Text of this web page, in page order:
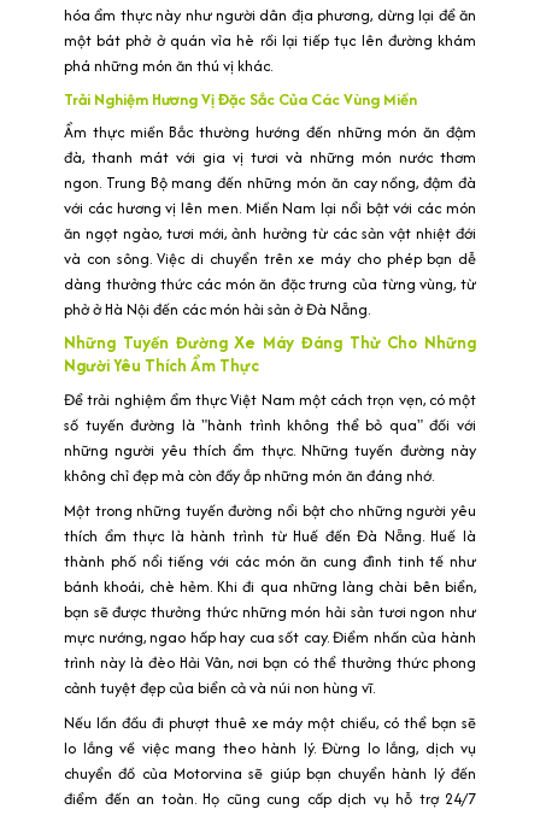
hóa ẩm thực này như người dân địa phương, dừng lại để ăn
một bát phở ở quán vỉa hè rồi lại tiếp tục lên đường khám
phá những món ăn thú vị khác.
Trải Nghiệm Hương Vị Đặc Sắc Của Các Vùng Miền
Ẩm thực miền Bắc thường hướng đến những món ăn đậm
đà, thanh mát với gia vị tươi và những món nước thơm
ngon. Trung Bộ mang đến những món ăn cay nồng, đậm đà
với các hương vị lên men. Miền Nam lại nổi bật với các món
ăn ngọt ngào, tươi mới, ảnh hưởng từ các sản vật nhiệt đới
và con sông. Việc di chuyển trên xe máy cho phép bạn dễ
dàng thưởng thức các món ăn đặc trưng của từng vùng, từ
phở ở Hà Nội đến các món hải sản ở Đà Nẵng.
Những Tuyến Đường Xe Máy Đáng Thử Cho Những
Người Yêu Thích Ẩm Thực
Để trải nghiệm ẩm thực Việt Nam một cách trọn vẹn, có một
số tuyến đường là "hành trình không thể bỏ qua" đối với
những người yêu thích ẩm thực. Những tuyến đường này
không chỉ đẹp mà còn đầy ắp những món ăn đáng nhớ.
Một trong những tuyến đường nổi bật cho những người yêu
thích ẩm thực là hành trình từ Huế đến Đà Nẵng. Huế là
thành phố nổi tiếng với các món ăn cung đình tinh tế như
bánh khoái, chè hẻm. Khi đi qua những làng chài bên biển,
bạn sẽ được thưởng thức những món hải sản tươi ngon như
mực nướng, ngao hấp hay cua sốt cay. Điểm nhấn của hành
trình này là đèo Hải Vân, nơi bạn có thể thưởng thức phong
cảnh tuyệt đẹp của biển cả và núi non hùng vĩ.
Nếu lần đầu đi phượt thuê xe máy một chiều, có thể bạn sẽ
lo lắng về việc mang theo hành lý. Đừng lo lắng, dịch vụ
chuyển đồ của Motorvina sẽ giúp bạn chuyển hành lý đến
điểm đến an toàn. Họ cũng cung cấp dịch vụ hỗ trợ 24/7